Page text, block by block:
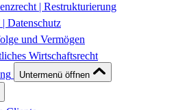
| Restrukturierung
Datenschutz
und Vermögen
Wirtschaftsrecht
Untermenü öffnen